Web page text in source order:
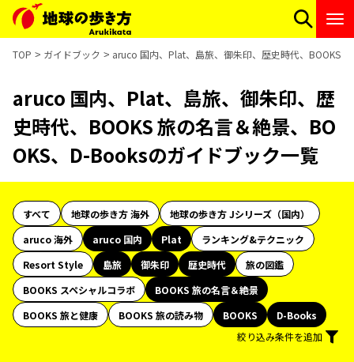
TOP ガイドブック aruco 国内、Plat、島旅、御朱印、歴史時代、BOOKS
aruco 国内、Plat、島旅、御朱印、歴
史時代、BOOKS 旅の名言＆絶景、BO
OKS、D-Booksのガイドブック一覧
すべて 地球の歩き方 海外
地球の歩き方 Jシリーズ（国内）
aruco 海外
aruco 国内 Plat
ランキング&テクニック
Resort Style
島旅 御朱印 歴史時代
旅の図鑑
BOOKS スペシャルコラボ
BOOKS 旅の名言＆絶景
BOOKS 旅と健康
BOOKS 旅の読み物 BOOKS
D-Books
絞り込み条件を追加